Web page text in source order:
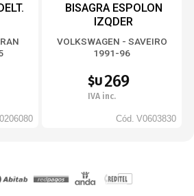
BISAGRA ESPOLON
IZQDER
VOLKSWAGEN - SAVEIRO
1991-96
$U269
IVA inc.
Cód. V0603830